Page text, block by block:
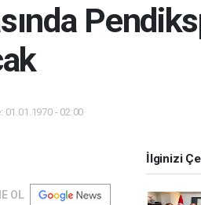
01.01.1970 - 02:00
OL
İlginizi